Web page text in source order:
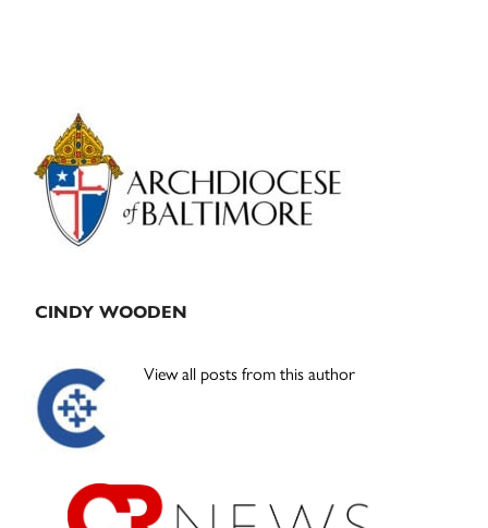
Primary
Sidebar
CINDY WOODEN
View all posts from this author